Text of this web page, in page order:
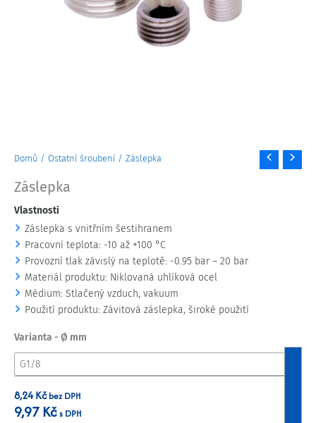
Domů / Ostatní šroubení / Záslepka
Záslepka
Vlastnosti
Záslepka s vnitřním šestihranem
Pracovní teplota: -10 až +100 °C
Provozní tlak závislý na teplotě: -0.95 bar – 20 bar
Materiál produktu: Niklovaná uhlíková ocel
Médium: Stlačený vzduch, vakuum
Použití produktu: Závitová záslepka, široké použití
Varianta - Ø mm
8,24Kčbez DPH
9,97Kč s DPH
Záslepka